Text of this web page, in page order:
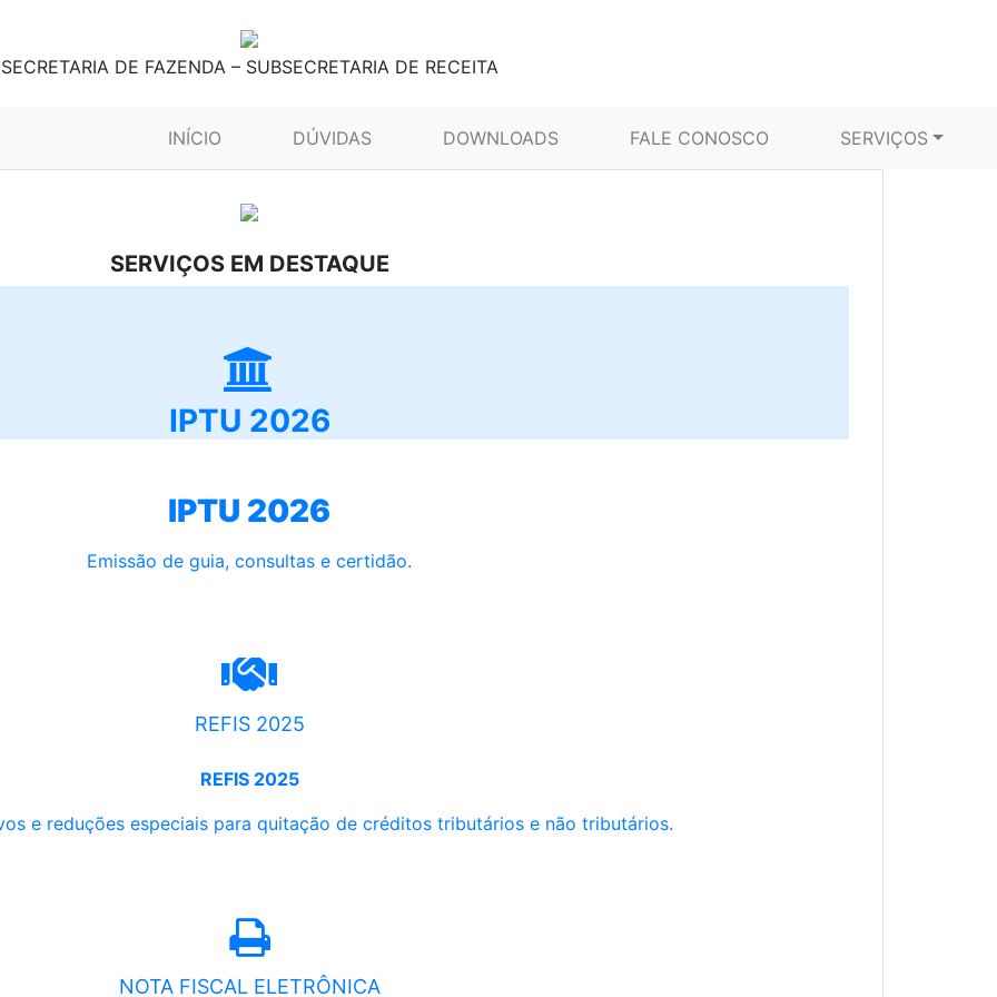
SECRETARIA DE FAZENDA – SUBSECRETARIA DE RECEITA
INÍCIO (CURRENT)DÚVIDAS DOWNLOADS FALE CONOSCO SERVIÇOS
SERVIÇOS EM DESTAQUE
IPTU 2026
IPTU 2026
Emissão de guia, consultas e certidão.
REFIS 2025
REFIS 2025
e reduções especiais para quitação de créditos tributários e não tributários.
NOTA FISCAL ELETRÔNICA